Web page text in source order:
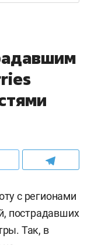
с регионами
пострадавших
Так, в